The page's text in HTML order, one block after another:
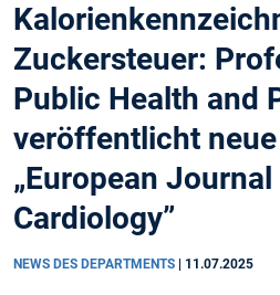
Zuckersteuer:
Public Health and
veröffentlicht
„European
Cardiology”
NEWS DES DEPARTMENTS 11.07.2025